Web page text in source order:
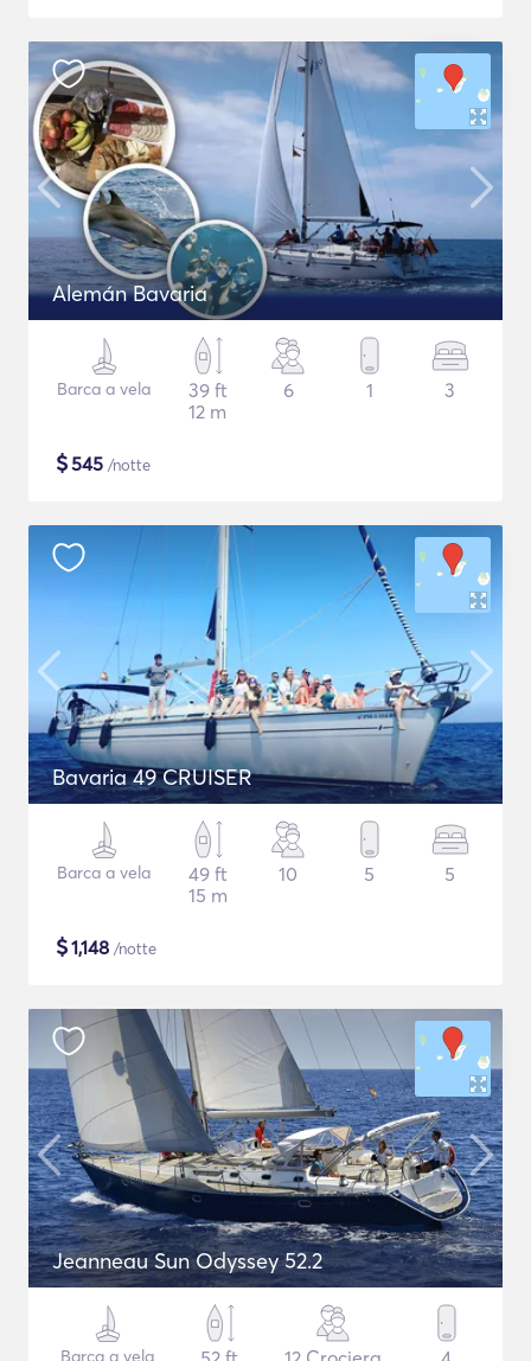
Alemán Bavaria
Barca a vela
39 ft
12 m
6 1 3
$545 /notte
Bavaria 49 CRUISER
Barca a vela
49 ft
15 m
10 5 5
$1,148 /notte
Jeanneau Sun Odyssey 52.2
Barca a vela